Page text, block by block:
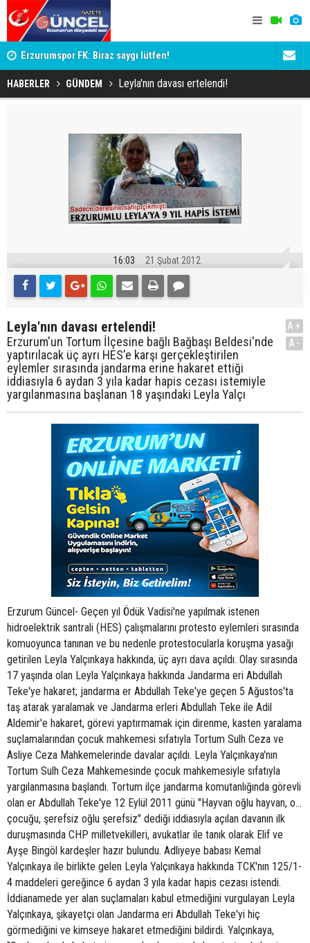
Erzurumspor FK: Biraz saygı lütfen! 'Bot
HABERLER GÜNDEM Leyla'nın davası ertelendi!
16:03 21 Şubat 2012
Leyla'nın davası ertelendi!
Erzurum'un Tortum İlçesine bağlı Bağbaşı Beldesi'nde
yaptırılacak üç ayrı HES'e karşı gerçekleştirilen
eylemler sırasında jandarma erine hakaret ettiği
iddiasıyla 6 aydan 3 yıla kadar hapis cezası istemiyle
yargılanmasına başlanan 18 yaşındaki Leyla Yalçı
A+
A-
Erzurum Güncel- Geçen yıl Ödük Vadisi'ne yapılmak istenen
hidroelektrik santrali (HES) çalışmalarını protesto eylemleri sırasında
komuoyunca tanınan ve bu nedenle protestocularla koruşma yasağı
getirilen Leyla Yalçınkaya hakkında, üç ayrı dava açıldı. Olay sırasında
17 yaşında olan Leyla Yalçınkaya hakkında Jandarma eri Abdullah
Teke'ye hakaret; jandarma er Abdullah Teke'ye geçen 5 Ağustos'ta
taş atarak yaralamak ve Jandarma erleri Abdullah Teke ile Adil
Aldemir'e hakaret, görevi yaptırmamak için direnme, kasten yaralama
suçlamalarından çocuk mahkemesi sıfatıyla Tortum Sulh Ceza ve
Asliye Ceza Mahkemelerinde davalar açıldı. Leyla Yalçınkaya'nın
Tortum Sulh Ceza Mahkemesinde çocuk mahkemesiyle sıfatıyla
yargılanmasına başlandı. Tortum ilçe jandarma komutanlığında görevli
olan er Abdullah Teke'ye 12 Eylül 2011 günü "Hayvan oğlu hayvan, o…
çocuğu, şerefsiz oğlu şerefsiz" dediği iddiasıyla açılan davanın ilk
duruşmasında CHP milletvekilleri, avukatlar ile tanık olarak Elif ve
Ayşe Bingöl kardeşler hazır bulundu. Adliyeye babası Kemal
Yalçınkaya ile birlikte gelen Leyla Yalçınkaya hakkında TCK'nın 125/1-
4 maddeleri gereğince 6 aydan 3 yıla kadar hapis cezası istendi.
İddianamede yer alan suçlamaları kabul etmediğini vurgulayan Leyla
Yalçınkaya, şikayetçi olan Jandarma eri Abdullah Teke'yi hiç
görmediğini ve kimseye hakaret etmediğini bildirdi. Yalçınkaya,